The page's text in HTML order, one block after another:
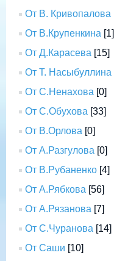
От В. Кривопалова
От В.Крупенкина [1]
От Д.Карасева [15]
От Т. Насыбуллина
От С.Ненахова [0]
От С.Обухова [33]
От В.Орлова [0]
От А.Разгулова [0]
От В.Рубаненко [4]
От А.Рябкова [56]
От А.Рязанова [7]
От С.Чуранова [14]
От Саши [10]